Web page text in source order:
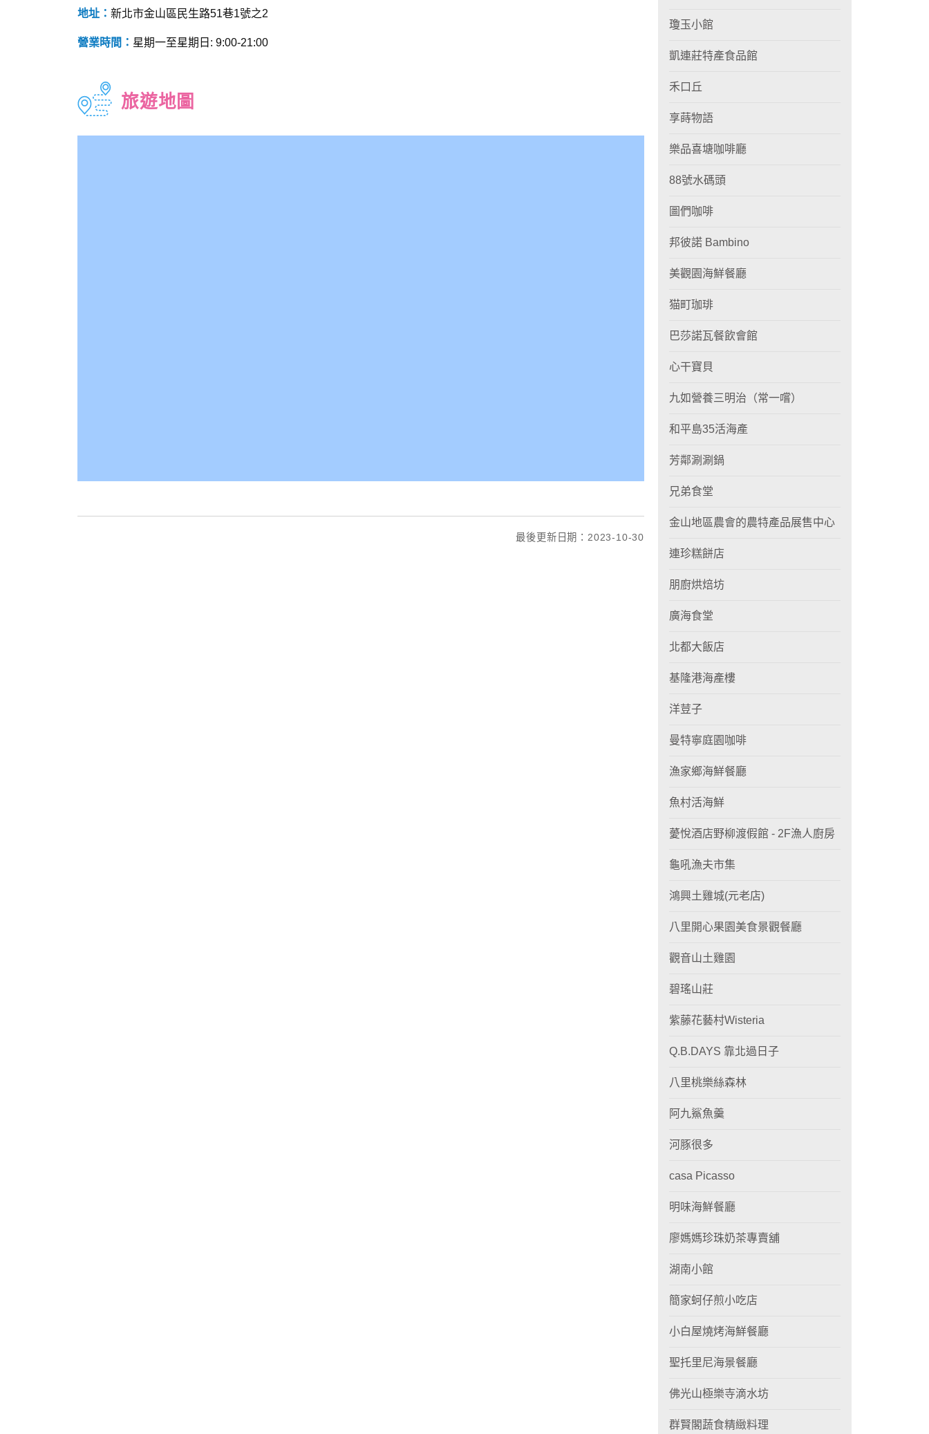
地址： 新北市金山區民生路51巷1號之2
營業時間： 星期一至星期日: 9:00-21:00
旅遊地圖
最後更新日期：2023-10-30
瓊玉小館
凱連莊特產食品館
禾口丘
享蒔物語
樂品喜塘咖啡廳
88號水碼頭
圖們咖啡
邦彼諾 Bambino
美觀園海鮮餐廳
猫町珈琲
巴莎諾瓦餐飲會館
心干寶貝
九如營養三明治（常一嚐）
和平島35活海產
芳鄰涮涮鍋
兄弟食堂
金山地區農會的農特產品展售中心
連珍糕餅店
朋廚烘焙坊
廣海食堂
北都大飯店
基隆港海產樓
洋荳子
曼特寧庭園咖啡
漁家鄉海鮮餐廳
魚村活海鮮
薆悅酒店野柳渡假館 - 2F漁人廚房
龜吼漁夫市集
鴻興土雞城(元老店)
八里開心果園美食景觀餐廳
觀音山土雞園
碧瑤山莊
紫藤花藝村Wisteria
Q.B.DAYS 靠北過日子
八里桃樂絲森林
阿九鯊魚羹
河豚很多
casa Picasso
明味海鮮餐廳
廖媽媽珍珠奶茶專賣舖
湖南小館
簡家蚵仔煎小吃店
小白屋燒烤海鮮餐廳
聖托里尼海景餐廳
佛光山極樂寺滴水坊
群賢閣蔬食精緻料理